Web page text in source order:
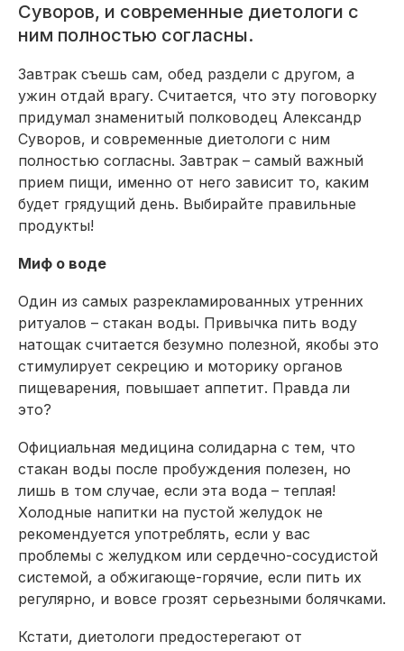
Суворов, и современные диетологи с
ним полностью согласны.
Завтрак съешь сам, обед раздели с другом, а
ужин отдай врагу. Считается, что эту поговорку
придумал знаменитый полководец Александр
Суворов, и современные диетологи с ним
полностью согласны. Завтрак – самый важный
прием пищи, именно от него зависит то, каким
будет грядущий день. Выбирайте правильные
продукты!
Миф о воде
Один из самых разрекламированных утренних
ритуалов – стакан воды. Привычка пить воду
натощак считается безумно полезной, якобы это
стимулирует секрецию и моторику органов
пищеварения, повышает аппетит. Правда ли
это?
Официальная медицина солидарна с тем, что
стакан воды после пробуждения полезен, но
лишь в том случае, если эта вода – теплая!
Холодные напитки на пустой желудок не
рекомендуется употреблять, если у вас
проблемы с желудком или сердечно-сосудистой
системой, а обжигающе-горячие, если пить их
регулярно, и вовсе грозят серьезными болячками.
Кстати, диетологи предостерегают от